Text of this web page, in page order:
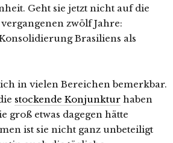
Geht sie jetzt nicht auf die
zwölf Jahre:
Brasiliens als
in vielen Bereichen bemerkbar.
stockende Konjunktur haben
groß etwas dagegen hätte
ist sie nicht ganz unbeteiligt